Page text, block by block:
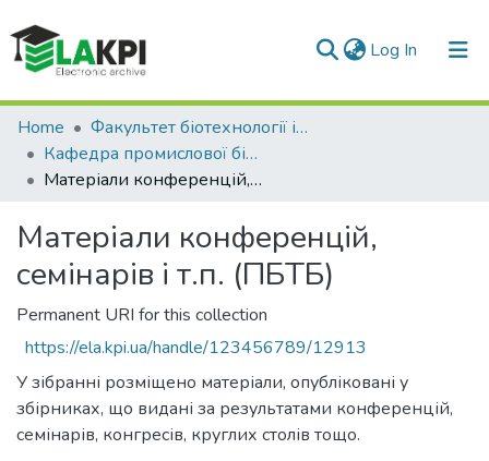
Log In (current)
Communities & Collections
All of DSpace
Home
Факультет біотехнології і біотехніки (ФБТ)
Кафедра промислової біотехнології та біофармації (ПБТБ)
Матеріали конференцій, семінарів і т.п. (ПБТБ)
Матеріали конференцій,
семінарів і т.п. (ПБТБ)
Permanent URI for this collection
https://ela.kpi.ua/handle/123456789/12913
У зібранні розміщено матеріали, опубліковані у
збірниках, що видані за результатами конференцій,
семінарів, конгресів, круглих столів тощо.